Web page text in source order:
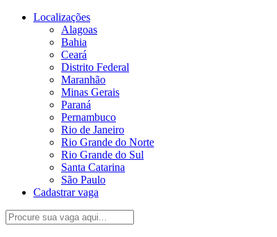
Localizações
Alagoas
Bahia
Ceará
Distrito Federal
Maranhão
Minas Gerais
Paraná
Pernambuco
Rio de Janeiro
Rio Grande do Norte
Rio Grande do Sul
Santa Catarina
São Paulo
Cadastrar vaga